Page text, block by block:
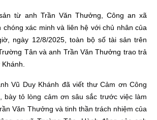
từ anh Trần Văn Thưởng, Công an xã
chóng xác minh và liên hệ với chủ nhân của
ngày 12/8/2025, toàn bộ số tài sản trên
Tân và anh Trần Văn Thưởng trao trả
Khánh.
Vũ Duy Khánh đã viết thư Cảm ơn Công
bày tỏ lòng cảm ơn sâu sắc trước việc làm
Văn Thưởng và tinh thần trách nhiệm của